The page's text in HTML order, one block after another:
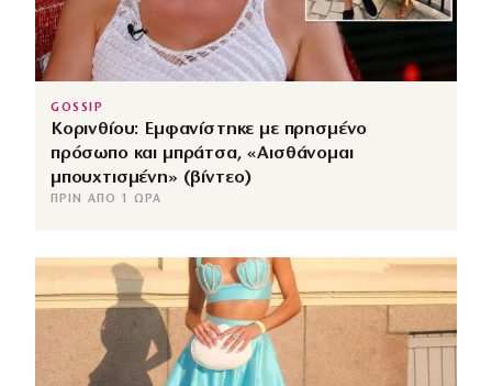
GOSSIP
Κορινθίου: Εμφανίστηκε με πρησμένο
πρόσωπο και μπράτσα, «Αισθάνομαι
μπουχτισμένη» (βίντεο)
ΠΡΙΝ ΑΠΌ 1 ΏΡΑ